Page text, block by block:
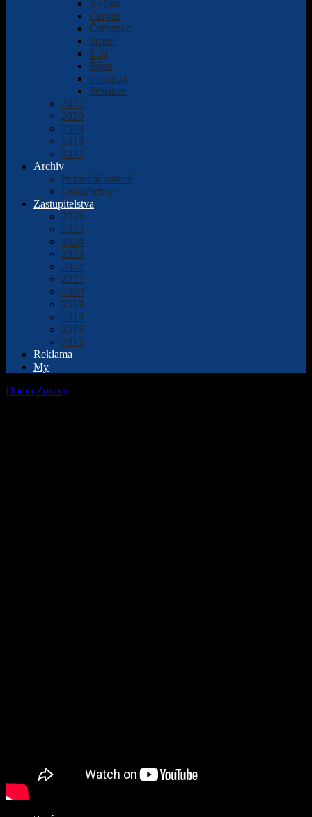
Květen
Červen
Červenec
Srpen
Září
Říjen
Listopad
Prosinec
2021
2020
2019
2018
2017
Archiv
Putování historií
Dokumenty
Zastupitelstva
2026
2025
2024
2023
2022
2021
2020
2019
2018
2016
2015
Reklama
My
Domů Zprávy